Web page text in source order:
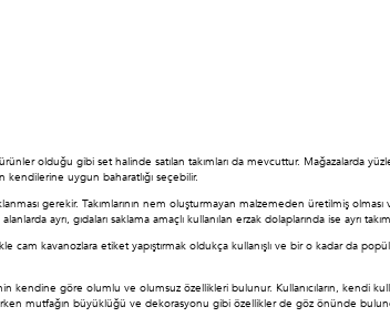
olduğu gibi set halinde satılan takımları da mevcuttur. Mağazalarda
kendilerine uygun baharatlığı seçebilir.
gerekir. Takımlarının nem oluşturmayan malzemeden üretilmiş
ayrı, gıdaları saklama amaçlı kullanılan erzak dolaplarında ise ayrı
cam kavanozlara etiket yapıştırmak oldukça kullanışlı ve bir o kadar da
kendine göre olumlu ve olumsuz özellikleri bulunur. Kullanıcıların, kendi
mutfağın büyüklüğü ve dekorasyonu gibi özellikler de göz önünde